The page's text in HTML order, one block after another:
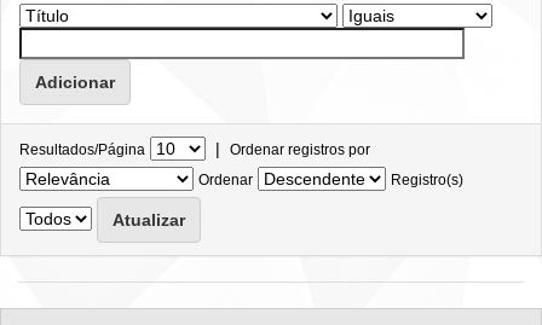
Resultados/Página | Ordenar registros por
Ordenar
Registro(s)